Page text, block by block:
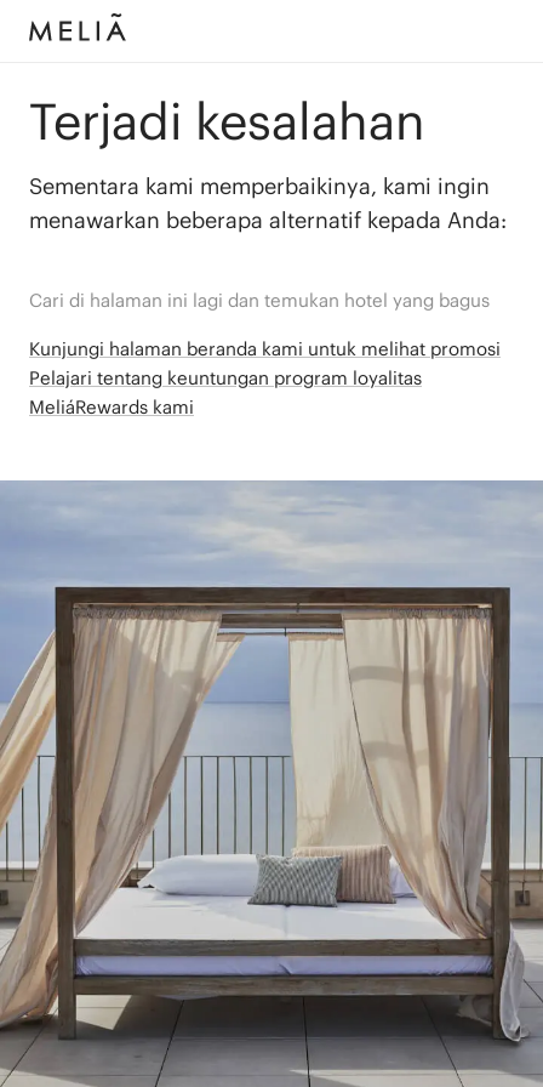
Terjadi kesalahan
Sementara kami memperbaikinya, kami ingin
menawarkan beberapa alternatif kepada Anda:
Cari di halaman ini lagi dan temukan hotel yang bagus
Kunjungi halaman beranda kami untuk melihat promosi
Pelajari tentang keuntungan program loyalitas
MeliáRewards kami